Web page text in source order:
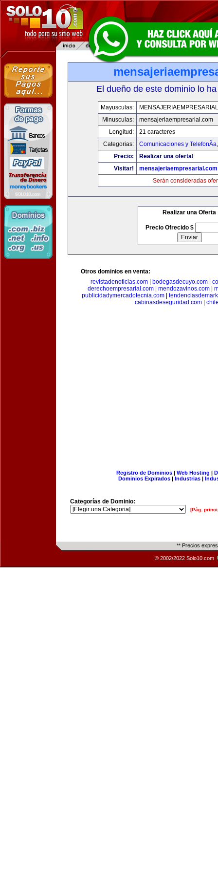
El dueño de este dominio lo
Mayusculas:
Minusculas:
mensajeriaempresarial.com
Longitud:
21 caracteres
Categorias:
Comunicaciones y TelefonÃ­a
Precio:
Realizar una oferta!
Visitar!
mensajeriaempresarial.com
Serán consideradas
Realizar una Oferta
Precio Ofrecido $
Otros dominios en venta:
revistadenoticias.com
bodegasdecuyo.com
derechoempresarial.com
mendozavinos.com
publicidadymercadotecnia.com|
cabinasdeseguridad.com
Registro de Dominios| Web Hosting |
Dominios Expirados | Industrias |
Categorías de Dominio:
[Pág.
** Precios
© 2002/2022 Solo10.com